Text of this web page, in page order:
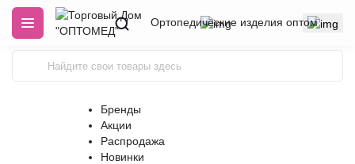
Ортопедические изделия оптом
Бренды
Акции
Распродажа
Новинки